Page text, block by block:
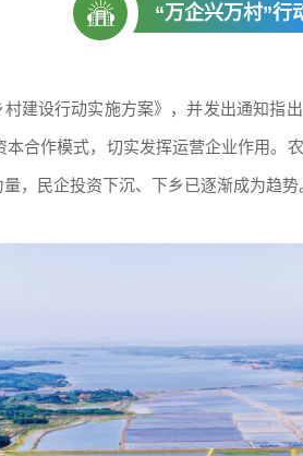
“万企兴万村”行
建设行动实施方案》，并发出通知指
合作模式，切实发挥运营企业作用
，民企投资下沉、下乡已逐渐成为趋势